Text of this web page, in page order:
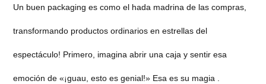
Un buen packaging es como el hada madrina de las compras,
transformando productos ordinarios en estrellas del
espectáculo! Primero, imagina abrir una caja y sentir esa
emoción de «¡guau, esto es genial!» Esa es su magia .